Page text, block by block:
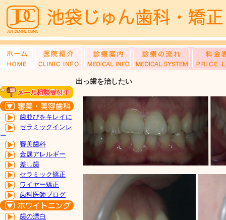
歯並びをキレイに
セラミックインレ
ー
審美歯科
金属アレルギー
差し歯
セラミック矯正
ワイヤー矯正
歯科医師ブログ
歯の漂白
出っ歯を治したい